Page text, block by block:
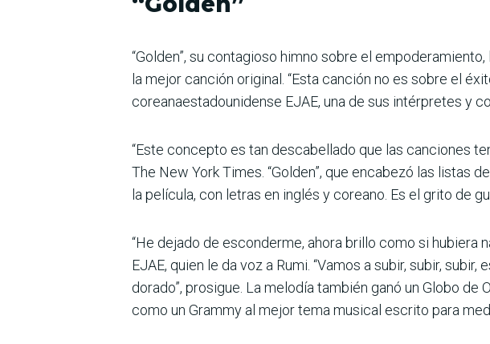
“Golden”, su contagioso himno sobre el
la mejor canción original. “Esta canción no es sobre el
coreanaestadounidense EJAE, una de sus intérpretes y
“Este concepto es tan descabellado que las canciones
The New York Times. “Golden”, que encabezó las listas
la película, con letras en inglés y coreano. Es el grito de
“He dejado de esconderme, ahora brillo como si hubiera
EJAE, quien le da voz a Rumi. “Vamos a subir, subir,
dorado”, prosigue. La melodía también ganó un Globo
como un Grammy al mejor tema musical escrito para